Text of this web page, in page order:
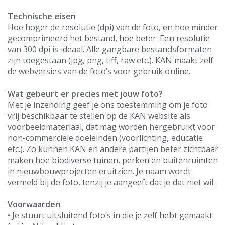
Technische eisen
Hoe hoger de resolutie (dpi) van de foto, en hoe minder
gecomprimeerd het bestand, hoe beter. Een resolutie
van 300 dpi is ideaal. Alle gangbare bestandsformaten
zijn toegestaan (jpg, png, tiff, raw etc.). KAN maakt zelf
de webversies van de foto’s voor gebruik online.
Wat gebeurt er precies met jouw foto?
Met je inzending geef je ons toestemming om je foto
vrij beschikbaar te stellen op de KAN website als
voorbeeldmateriaal, dat mag worden hergebruikt voor
non-commerciële doeleinden (voorlichting, educatie
etc.). Zo kunnen KAN en andere partijen beter zichtbaar
maken hoe biodiverse tuinen, perken en buitenruimten
in nieuwbouwprojecten eruitzien. Je naam wordt
vermeld bij de foto, tenzij je aangeeft dat je dat niet wil.
Voorwaarden
• Je stuurt uitsluitend foto’s in die je zelf hebt gemaakt